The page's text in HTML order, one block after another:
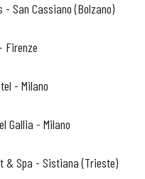
- San Cassiano (Bolzano)
Firenze
- Milano
Gallia - Milano
& Spa - Sistiana (Trieste)